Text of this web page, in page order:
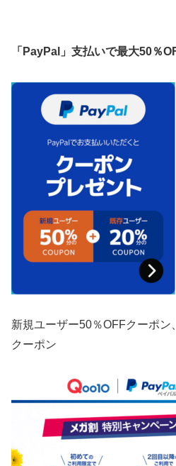
「PayPal」支払いで最大50％
新規ユーザー50％OFFクーポン
クーポン